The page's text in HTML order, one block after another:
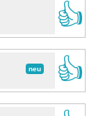
👍
neu
👍